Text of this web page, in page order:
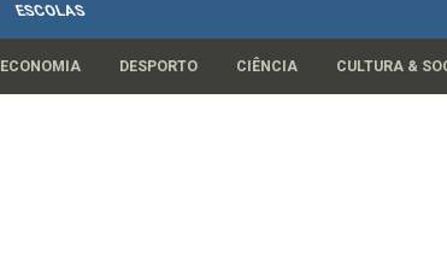
ESCOLAS
ECONOMIA DESPORTO CIÊNCIA CULTURA &